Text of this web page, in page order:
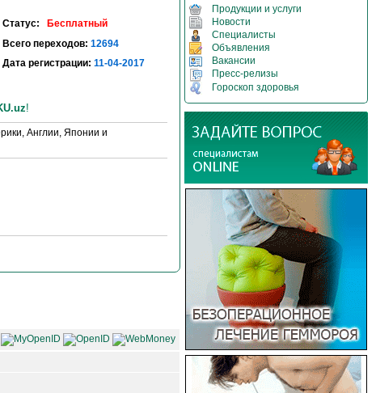
Статус:
Бесплатный
Всего переходов: 12694
Дата регистрации: 11-04-2017
!
Англии, Японии и
Продукции и услуги
Новости
Специалисты
Объявления
Вакансии
Пресс-релизы
Гороскоп здоровья